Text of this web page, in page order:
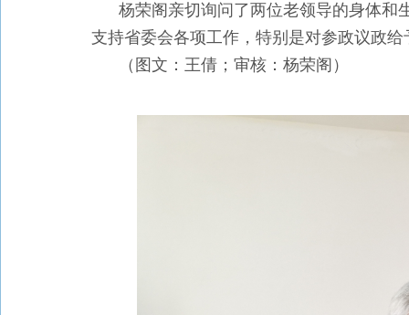
杨荣阁亲切询问了两位老领导的身体和
支持省委会各项工作，特别是对参政议政
（图文：王倩；审核：杨荣阁）